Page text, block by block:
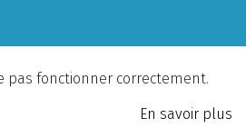
pas fonctionner correctement.
En savoir plus